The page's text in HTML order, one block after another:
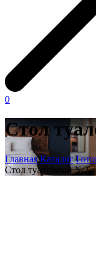
0
Стол
Главная Каталог
Стол туалетный №2